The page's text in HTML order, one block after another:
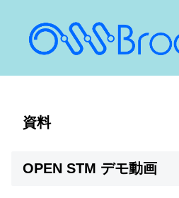
資料
OPEN STM デモ動画